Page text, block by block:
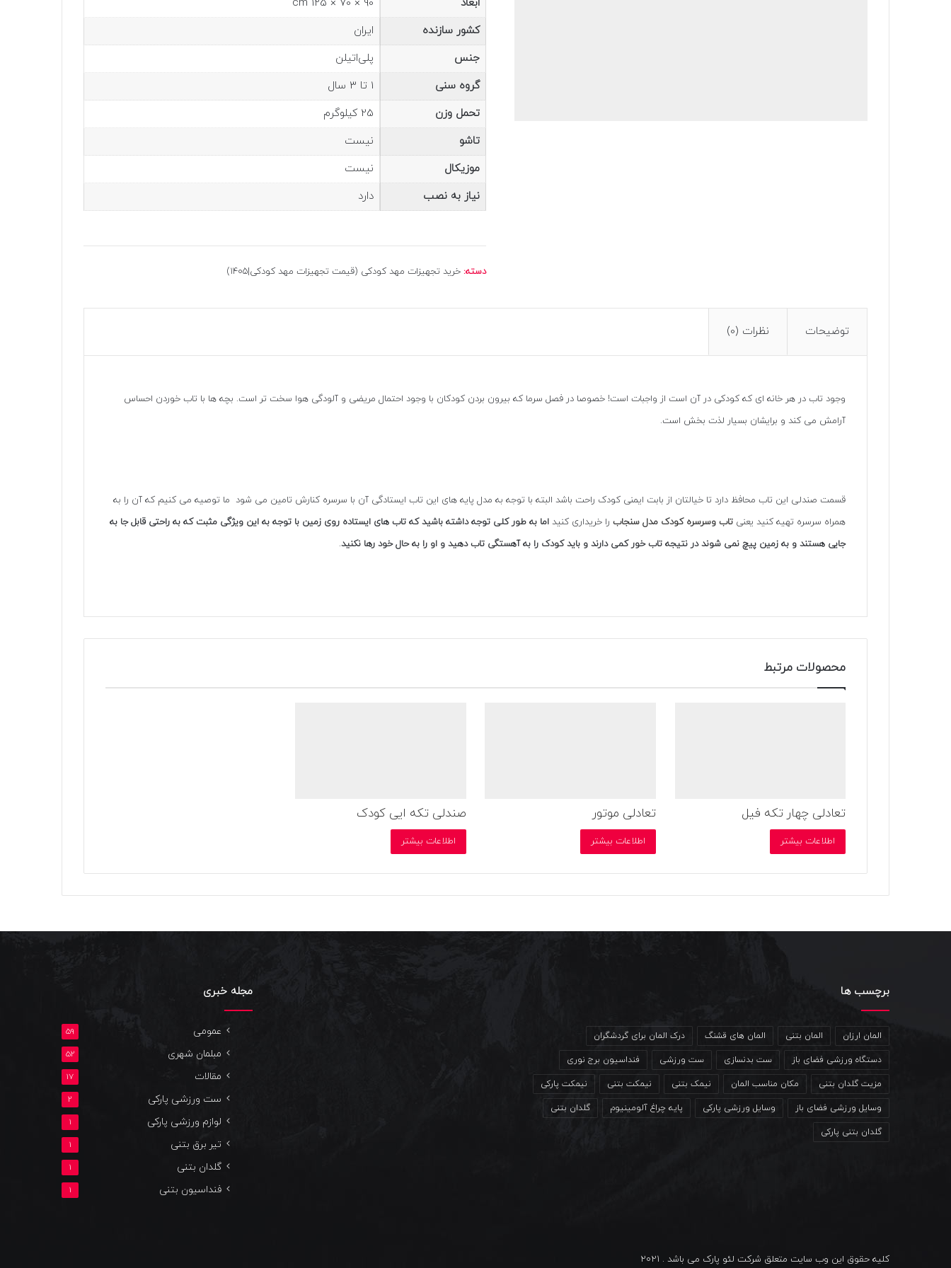
ابعاد
90 × 70 × 125 cm
کشور سازنده
ایران
جنس
پلی‌اتیلن
گروه سنی
1 تا 3 سال
تحمل وزن
25 کیلوگرم
تاشو
نیست
موزیکال
نیست
نیاز به نصب
دارد
دسته: خرید تجهیزات مهد کودکی (قیمت تجهیزات مهد کودکی|1405)
توضیحات نظرات (0)
وجود تاب در هر خانه ای که کودکی در آن است از واجبات است! خصوصا در فصل سرما که بیرون بردن کودکان با وجود احتمال مریضی و آلودگی هوا سخت تر است. بچه ها با تاب خوردن احساس
آرامش می کند و برایشان بسیار لذت بخش است.
قسمت صندلی این تاب محافظ دارد تا خیالتان از بابت ایمنی کودک راحت باشد البته با توجه به مدل پایه های این تاب ایستادگی آن با سرسره کنارش تامین می شود ما توصیه می کنیم که آن را به
همراه سرسره تهیه کنید یعنی تاب وسرسره کودک مدل سنجاب را خریداری کنید اما به طور کلی توجه داشته باشید که تاب های ایستاده روی زمین با توجه به این ویژگی مثبت که به راحتی قابل جا به
جایی هستند و به زمین پیچ نمی شوند در نتیجه تاب خور کمی دارند و باید کودک را به آهستگی تاب دهید و او را به حال خود رها نکنید.
محصولات مرتبط
تعادلی چهار تکه فیل
اطلاعات بیشتر
تعادلی موتور
اطلاعات بیشتر
صندلی تکه ایی کودک
اطلاعات بیشتر
برچسب ها
المان ارزان المان بتنی المان های قشنگ درک المان برای گردشگران
دستگاه ورزشی فضای باز ست بدنسازی ست ورزشی فنداسیون برج نوری
مزیت گلدان بتنی مکان مناسب المان نیمک بتنی نیمکت بتنی نیمکت پارکی
وسایل ورزشی فضای باز وسایل ورزشی پارکی پایه چراغ آلومینیوم گلدان بتنی
گلدان بتنی پارکی
مجله خبری
عمومی 59
مبلمان شهری 52
مقالات 17
ست ورزشی پارکی 2
لوازم ورزشی پارکی 1
تیر برق بتنی 1
گلدان بتنی 1
فنداسیون بتنی 1
کلیه حقوق این وب سایت متعلق شرکت لئو پارک می باشد . 2021